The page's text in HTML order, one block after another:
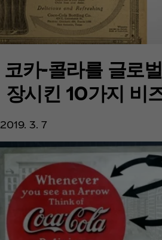
코카-콜라를 글로
장시킨 10가지 비
2019. 3. 7